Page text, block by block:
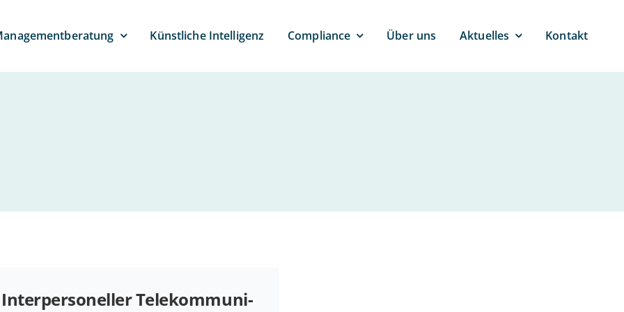
Künst­li­che Intelligenz Com­pli­ance Über uns Ak­tu­el­les Kontakt
In­ter­per­so­nel­ler Te­le­kom­mu­ni­